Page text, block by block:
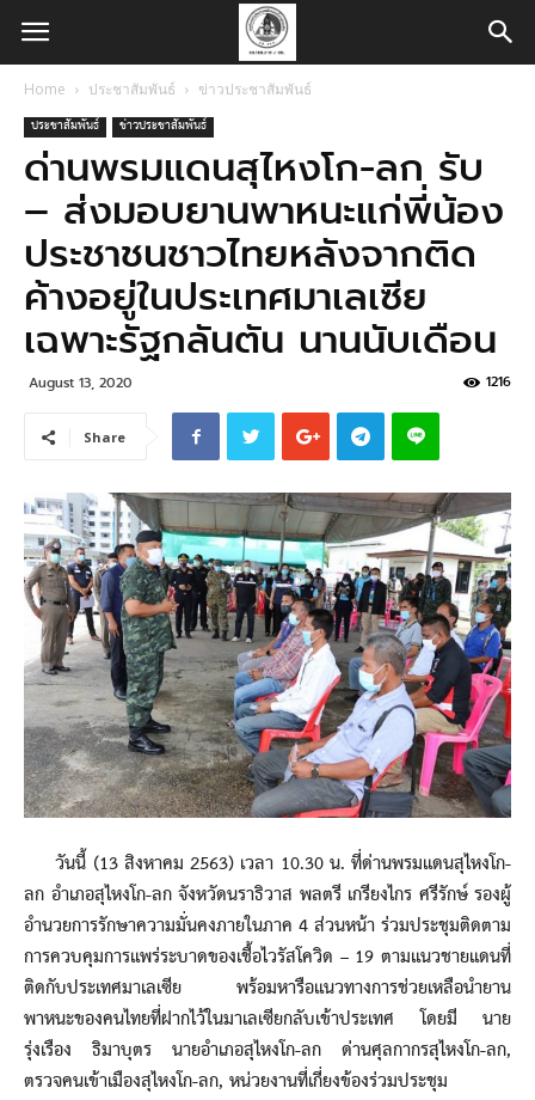
Home ประชาสัมพันธ์ ข่าวประชาสัมพันธ์
ประชาสัมพันธ์ ข่าวประชาสัมพันธ์
ด่านพรมแดนสุไหงโก-ลก รับ
– ส่งมอบยานพาหนะแก่พี่น้อง
ประชาชนชาวไทยหลังจากติด
ค้างอยู่ในประเทศมาเลเซีย
เฉพาะรัฐกลันตัน นานนับเดือน
August 13, 2020 1216
Share
วันนี้ (13 สิงหาคม 2563) เวลา 10.30 น. ที่ด่านพรมแดนสุไหงโก-
ลก อำเภอสุไหงโก-ลก จังหวัดนราธิวาส พลตรี เกรียงไกร ศรีรักษ์ รองผู้
อำนวยการรักษาความมั่นคงภายในภาค 4 ส่วนหน้า ร่วมประชุมติดตาม
การควบคุมการแพร่ระบาดของเชื้อไวรัสโควิด – 19 ตามแนวชายแดนที่
ติดกับประเทศมาเลเซีย พร้อมหารือแนวทางการช่วยเหลือนำยาน
พาหนะของคนไทยที่ฝากไว้ในมาเลเซียกลับเข้าประเทศ โดยมี นาย
รุ่งเรือง ธิมาบุตร นายอำเภอสุไหงโก-ลก ด่านศุลกากรสุไหงโก-ลก,
ตรวจคนเข้าเมืองสุไหงโก-ลก, หน่วยงานที่เกี่ยงข้องร่วมประชุม